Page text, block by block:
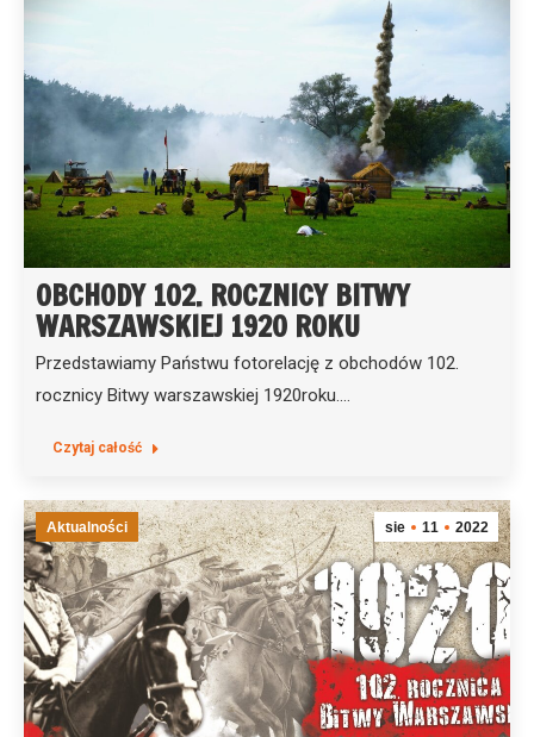
OBCHODY 102. ROCZNICY BITWY
WARSZAWSKIEJ 1920 ROKU
Przedstawiamy Państwu fotorelację z obchodów 102.
rocznicy Bitwy warszawskiej 1920roku.…
Czytaj całość
sie 11 2022
Aktualności